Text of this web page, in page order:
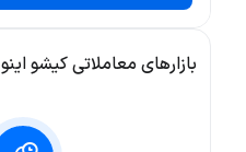
بازارهای معاملاتی کیشو اینو